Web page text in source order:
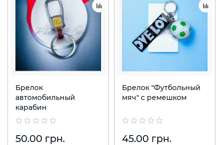
Брелок
автомобильный
карабин
50.00 грн.
Брелок "Футбольный
мяч" с ремешком
45.00 грн.